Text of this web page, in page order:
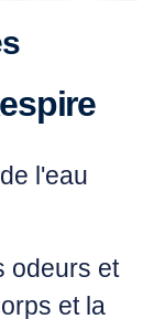
l'eau
odeurs et
et la